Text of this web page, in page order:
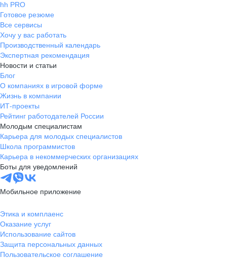
hh PRO
Готовое резюме
Все сервисы
Хочу у вас работать
Производственный календарь
Экспертная рекомендация
Новости и статьи
Блог
О компаниях в игровой форме
Жизнь в компании
ИТ-проекты
Рейтинг работодателей России
Молодым специалистам
Карьера для молодых специалистов
Школа программистов
Карьера в некоммерческих организациях
Боты для уведомлений
Мобильное приложение
Этика и комплаенс
Оказание услуг
Использование сайтов
Защита персональных данных
Пользовательское соглашение